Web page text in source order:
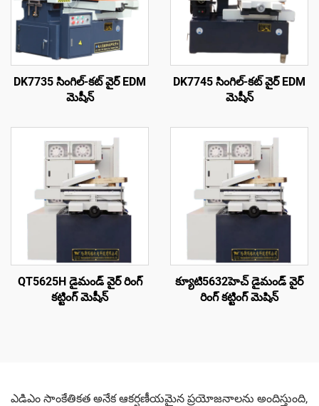
DK7735 సింగిల్-కట్ వైర్ EDM
మెషీన్
DK7745 సింగిల్-కట్ వైర్ EDM
మెషీన్
QT5625H డైమండ్ వైర్ రింగ్
కట్టింగ్ మెషీన్
క్యూటి5632హెచ్ డైమండ్ వైర్
రింగ్ కట్టింగ్ మెషిన్
ఎడిఎం సాంకేతికత అనేక ఆకర్షణీయమైన ప్రయోజనాలను అందిస్తుంది,